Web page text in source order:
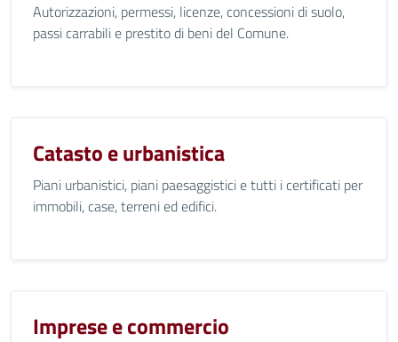
Autorizzazioni, permessi, licenze, concessioni di suolo,
passi carrabili e prestito di beni del Comune.
Catasto e urbanistica
Piani urbanistici, piani paesaggistici e tutti i certificati per
immobili, case, terreni ed edifici.
Imprese e commercio